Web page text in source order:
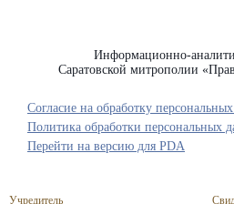
Информационно-
Саратовской митрополии
Учредитель
Согласие на обработку
Политика обработки персональных
Перейти на версию для PDA